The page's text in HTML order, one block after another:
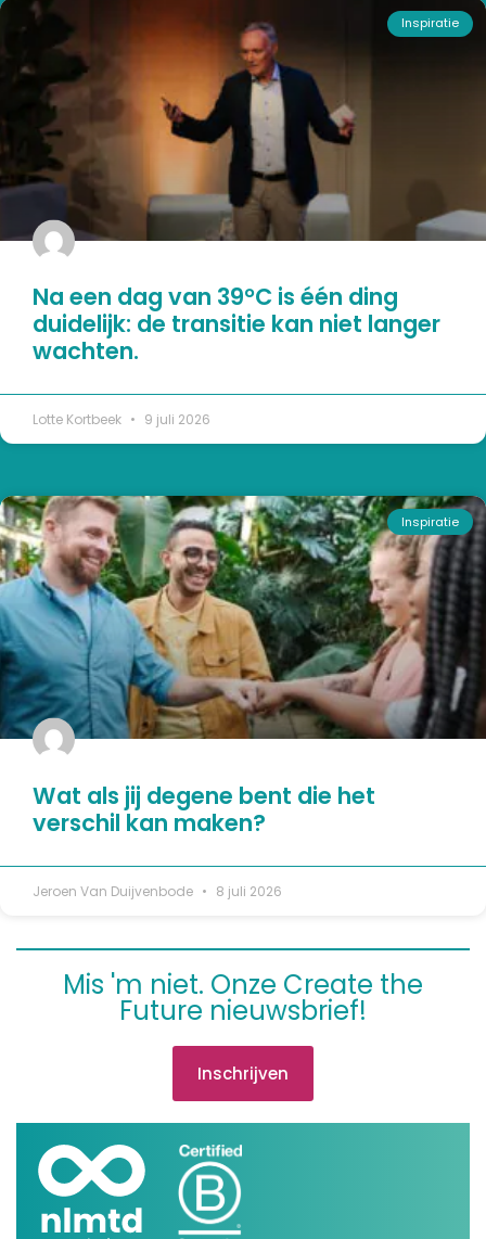
Inspiratie
Na een dag van 39°C is één ding
duidelijk: de transitie kan niet langer
wachten.
Lotte Kortbeek 9 juli 2026
Inspiratie
Wat als jij degene bent die het
verschil kan maken?
Jeroen Van Duijvenbode 8 juli 2026
Mis 'm niet. Onze Create the
Future nieuwsbrief!
Inschrijven